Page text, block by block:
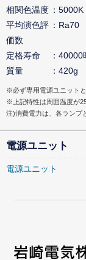
相関色温度
5000K
平均演色評
価数
Ra70
定格寿命
40000
質量
420g
※必ず専用電源ユニット
※上記特性は周囲温度が
注)消費電力は、各ランプ
電源ユニット
電源ユニット